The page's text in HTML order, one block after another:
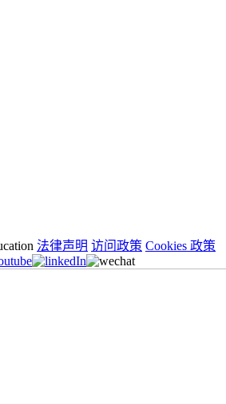
法律声明 访问政策 Cookies 政策